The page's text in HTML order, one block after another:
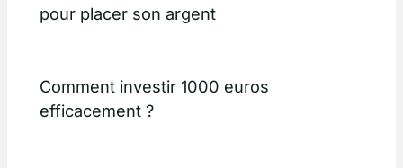
pour placer son argent
Comment investir 1000 euros
efficacement ?